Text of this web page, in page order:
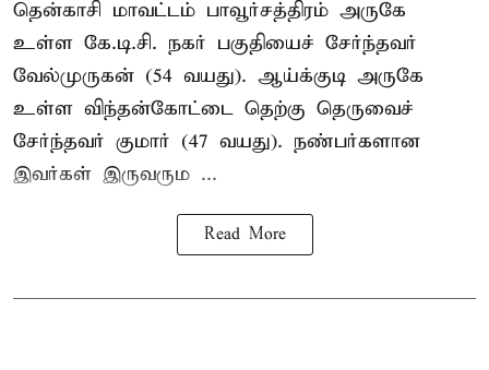
தென்காசி மாவட்டம் பாவூர்சத்திரம் அருகே
உள்ள கே.டி.சி. நகர் பகுதியைச் சேர்ந்தவர்
வேல்முருகன் (54 வயது). ஆய்க்குடி அருகே
உள்ள விந்தன்கோட்டை தெற்கு தெருவைச்
சேர்ந்தவர் குமார் (47 வயது). நண்பர்களான
இவர்கள் இருவரும ...
Read More